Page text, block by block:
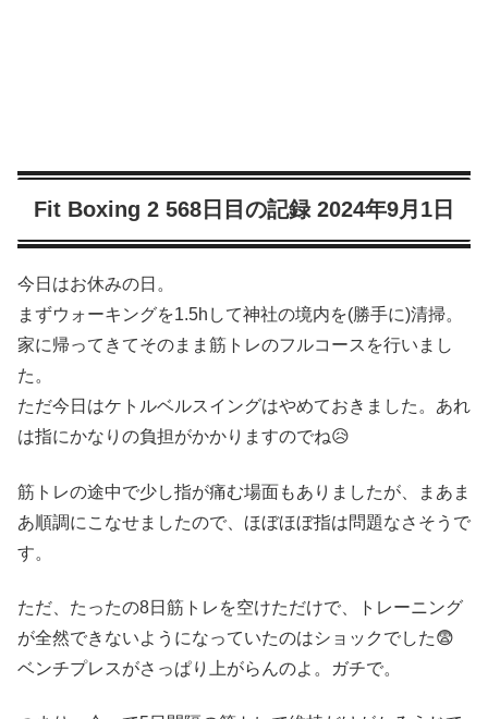
Fit Boxing 2 568日目の記録 2024年9月1日
今日はお休みの日。
まずウォーキングを1.5hして神社の境内を(勝手に)清掃。
家に帰ってきてそのまま筋トレのフルコースを行いまし
た。
ただ今日はケトルベルスイングはやめておきました。あれ
は指にかなりの負担がかかりますのでね😥
筋トレの途中で少し指が痛む場面もありましたが、まあま
あ順調にこなせましたので、ほぼほぼ指は問題なさそうで
す。
ただ、たったの8日筋トレを空けただけで、トレーニング
が全然できないようになっていたのはショックでした😨
ベンチプレスがさっぱり上がらんのよ。ガチで。